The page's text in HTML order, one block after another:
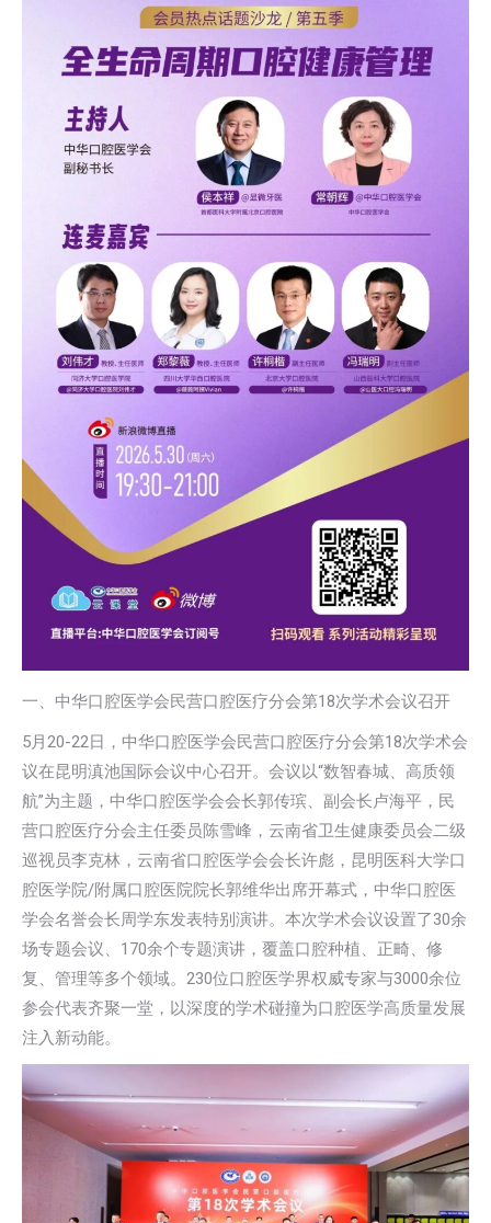
一、中华口腔医学会民营口腔医疗分会第18次学术会议召开
5月20-22日，中华口腔医学会民营口腔医疗分会第18次学术会
议在昆明滇池国际会议中心召开。会议以“数智春城、高质领
航”为主题，中华口腔医学会会长郭传瑸、副会长卢海平，民
营口腔医疗分会主任委员陈雪峰，云南省卫生健康委员会二级
巡视员李克林，云南省口腔医学会会长许彪，昆明医科大学口
腔医学院/附属口腔医院院长郭维华出席开幕式，中华口腔医
学会名誉会长周学东发表特别演讲。本次学术会议设置了30余
场专题会议、170余个专题演讲，覆盖口腔种植、正畸、修
复、管理等多个领域。230位口腔医学界权威专家与3000余位
参会代表齐聚一堂，以深度的学术碰撞为口腔医学高质量发展
注入新动能。